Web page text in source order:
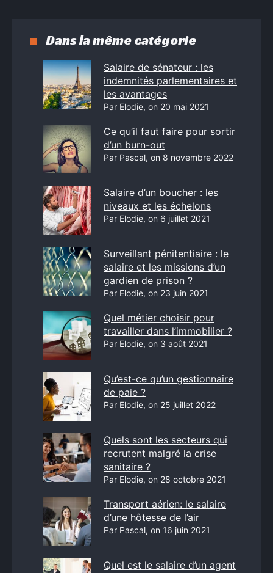
Dans la même catégorie
Salaire de sénateur : les
indemnités parlementaires et
les avantages
Par Elodie, on 20 mai 2021
Ce qu’il faut faire pour sortir
d’un burn-out
Par Pascal, on 8 novembre 2022
Salaire d’un boucher : les
niveaux et les échelons
Par Elodie, on 6 juillet 2021
Surveillant pénitentiaire : le
salaire et les missions d’un
gardien de prison ?
Par Elodie, on 23 juin 2021
Quel métier choisir pour
travailler dans l’immobilier ?
Par Elodie, on 3 août 2021
Qu’est-ce qu’un gestionnaire
de paie ?
Par Elodie, on 25 juillet 2022
Quels sont les secteurs qui
recrutent malgré la crise
sanitaire ?
Par Elodie, on 28 octobre 2021
Transport aérien: le salaire
d’une hôtesse de l’air
Par Pascal, on 16 juin 2021
Quel est le salaire d’un agent